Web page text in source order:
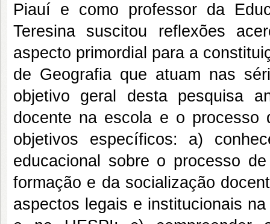
Piauí e como professor da
Teresina suscitou reflexões
aspecto primordial para a
de Geografia que atuam nas
objetivo geral desta pesquisa
docente na escola e o processo
objetivos específicos: a)
educacional sobre o processo
formação e da socialização
aspectos legais e institucionais